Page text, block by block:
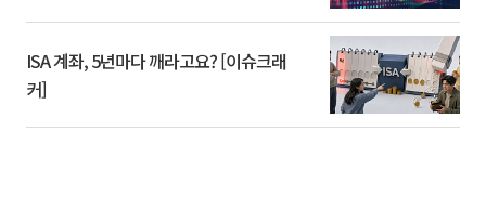
ISA 계좌, 5년마다 깨라고요? [이슈크래
커]